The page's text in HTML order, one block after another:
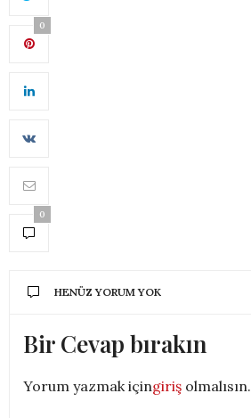
0
0
HENÜZ YORUM YOK
Bir Cevap bırakın
Yorum yazmak içingiriş olmalısın.